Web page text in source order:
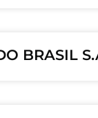
BRASIL